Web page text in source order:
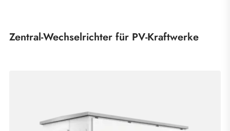
Zentral-Wechselrichter für PV-Kraftwerke